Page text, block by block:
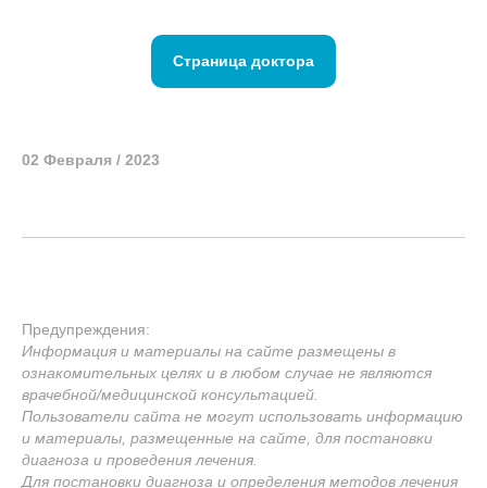
Страница доктора
02 Февраля / 2023
Предупреждения:
Информация и материалы на сайте размещены в
ознакомительных целях и в любом случае не являются
врачебной/медицинской консультацией.
Пользователи сайта не могут использовать информацию
и материалы, размещенные на сайте, для постановки
диагноза и проведения лечения.
Для постановки диагноза и определения методов лечения